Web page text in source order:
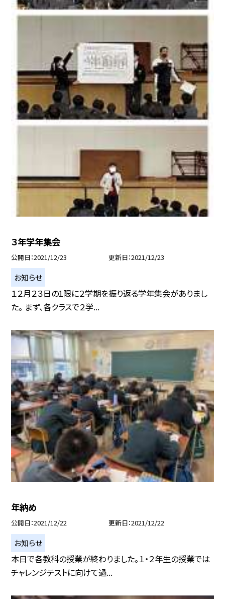
３年学年集会
公開日 2021/12/23 更新日 2021/12/23
お知らせ
１２月２３日の1限に２学期を振り返る学年集会がありまし
た。 まず、各クラスで２学...
年納め
公開日 2021/12/22 更新日 2021/12/22
お知らせ
本日で各教科の授業が終わりました。１・２年生の授業では
チャレンジテストに向けて過...